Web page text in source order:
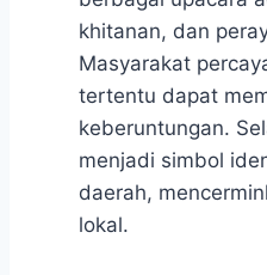
khitanan, dan
Masyarakat
tertentu dapat
keberuntungan.
menjadi simbol
daerah,
lokal.